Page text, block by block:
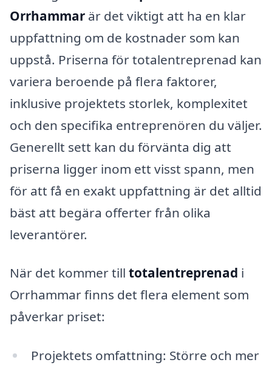
Orrhammar är det viktigt att ha en klar
uppfattning om de kostnader som kan
uppstå. Priserna för totalentreprenad kan
variera beroende på flera faktorer,
inklusive projektets storlek, komplexitet
och den specifika entreprenören du väljer.
Generellt sett kan du förvänta dig att
priserna ligger inom ett visst spann, men
för att få en exakt uppfattning är det alltid
bäst att begära offerter från olika
leverantörer.
När det kommer till totalentreprenad i
Orrhammar finns det flera element som
påverkar priset:
Projektets omfattning: Större och mer